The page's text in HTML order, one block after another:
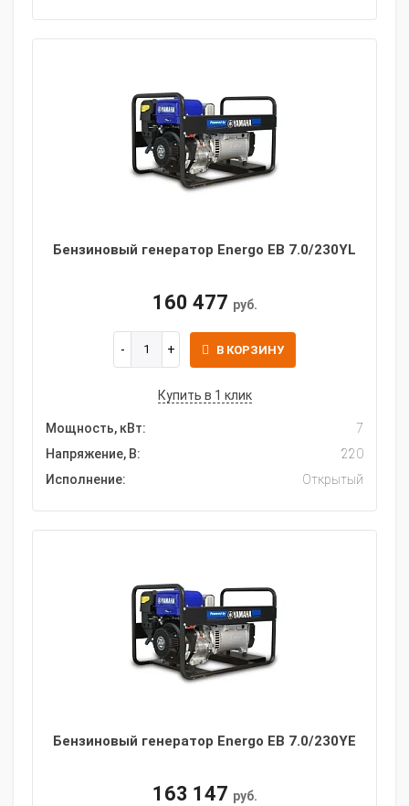
Бензиновый генератор Energo EB 7.0/230YL
160 477 руб.
В КОРЗИНУ
Купить в 1 клик
Мощность, кВт:
7
Напряжение, В:
220
Исполнение:
Открытый
Бензиновый генератор Energo EB 7.0/230YE
163 147 руб.